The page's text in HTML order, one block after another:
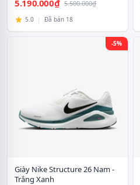
5.190.000₫ 5.500.000₫
5.0 | Đã bán 18
-5%
Giày Nike Structure 26 Nam -
Trắng Xanh